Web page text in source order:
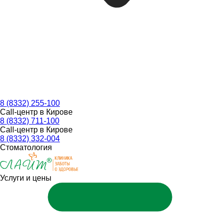
8 (8332) 255-100
Call-центр в Кирове
8 (8332) 711-100
Call-центр в Кирове
8 (8332) 332-004
Стоматология
Услуги и цены